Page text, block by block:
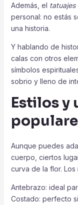
Además, el tatuajes
personal: no estás
una historia.
Y hablando de
calas con otros
símbolos
sobrio y lleno de
Estilos y
Aunque puedes
cuerpo, ciertos
curva de la flor. Los
Antebrazo: ideal
Costado: perfecto